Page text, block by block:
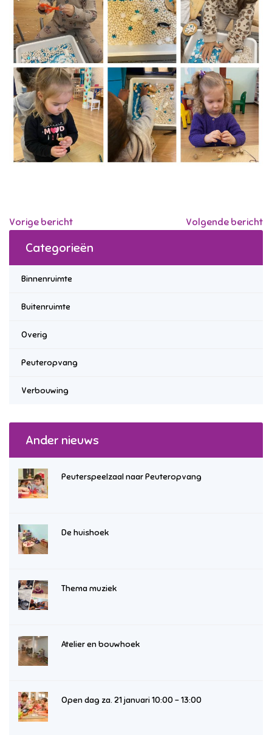
Vorige bericht Volgende bericht
Categorieën
Binnenruimte
Buitenruimte
Overig
Peuteropvang
Verbouwing
Ander nieuws
Peuterspeelzaal naar Peuteropvang
De huishoek
Thema muziek
Atelier en bouwhoek
Open dag za. 21 januari 10:00 – 13:00